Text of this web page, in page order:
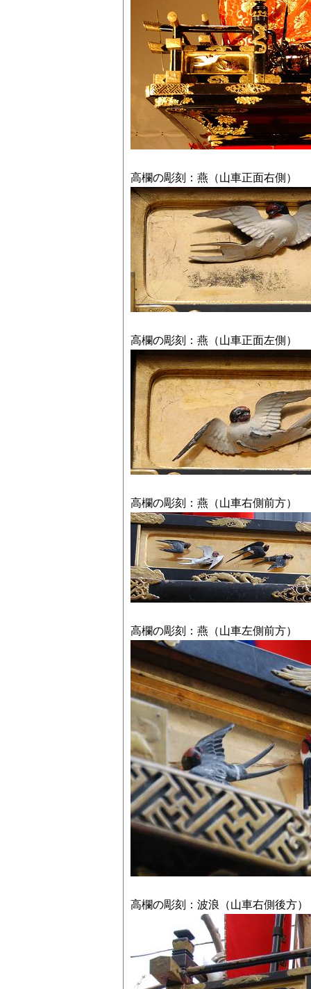
高欄の彫刻：燕（山車正面右側）
高欄の彫刻：燕（山車正面左側）
高欄の彫刻：燕（山車右側前方）
高欄の彫刻：燕（山車左側前方）
高欄の彫刻：波浪（山車右側後方）